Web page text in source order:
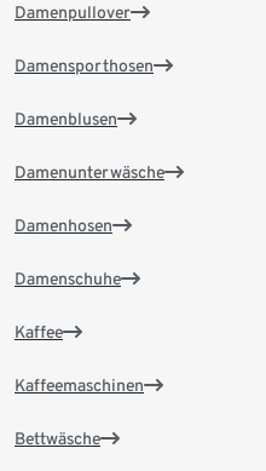
Damenpullover
Damensporthosen
Damenblusen
Damenunterwäsche
Damenhosen
Damenschuhe
Kaffee
Kaffeemaschinen
Bettwäsche